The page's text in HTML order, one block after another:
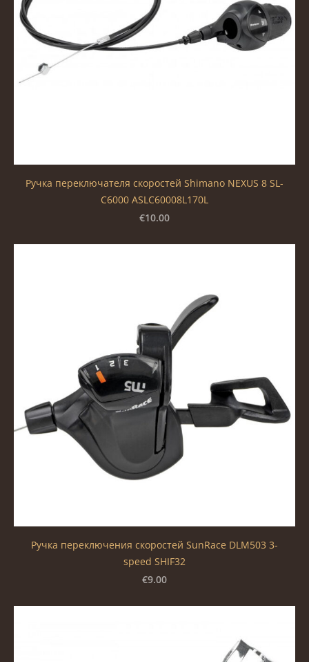
Ручка переключателя скоростей Shimano NEXUS 8 SL-
C6000 ASLC60008L170L
€10.00
Ручка переключения скоростей SunRace DLM503 3-
speed SHIF32
€9.00